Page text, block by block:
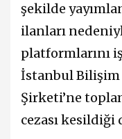
şekilde
ilanları
platformlarını
İstanbul
Şirketi’ne
cezası